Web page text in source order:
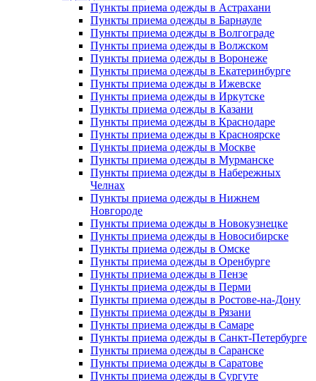
Пункты приема одежды в Астрахани
Пункты приема одежды в Барнауле
Пункты приема одежды в Волгограде
Пункты приема одежды в Волжском
Пункты приема одежды в Воронеже
Пункты приема одежды в Екатеринбурге
Пункты приема одежды в Ижевске
Пункты приема одежды в Иркутске
Пункты приема одежды в Казани
Пункты приема одежды в Краснодаре
Пункты приема одежды в Красноярске
Пункты приема одежды в Москве
Пункты приема одежды в Мурманске
Пункты приема одежды в Набережных
Челнах
Пункты приема одежды в Нижнем
Новгороде
Пункты приема одежды в Новокузнецке
Пункты приема одежды в Новосибирске
Пункты приема одежды в Омске
Пункты приема одежды в Оренбурге
Пункты приема одежды в Пензе
Пункты приема одежды в Перми
Пункты приема одежды в Ростове-на-Дону
Пункты приема одежды в Рязани
Пункты приема одежды в Самаре
Пункты приема одежды в Санкт-Петербурге
Пункты приема одежды в Саранске
Пункты приема одежды в Саратове
Пункты приема одежды в Сургуте